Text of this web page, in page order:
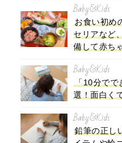
Baby&Kids
お食い初め
セリアなど
備して赤ち
Baby&Kids
「10分でで
選！面白く
Baby&Kids
鉛筆の正し